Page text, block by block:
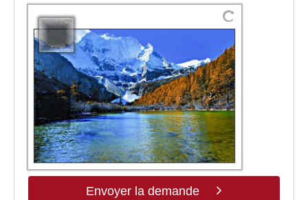
Envoyer la demande